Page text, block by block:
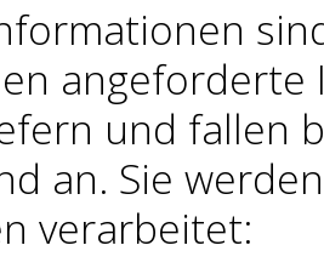
und fallen
an. Sie
verarbeitet: